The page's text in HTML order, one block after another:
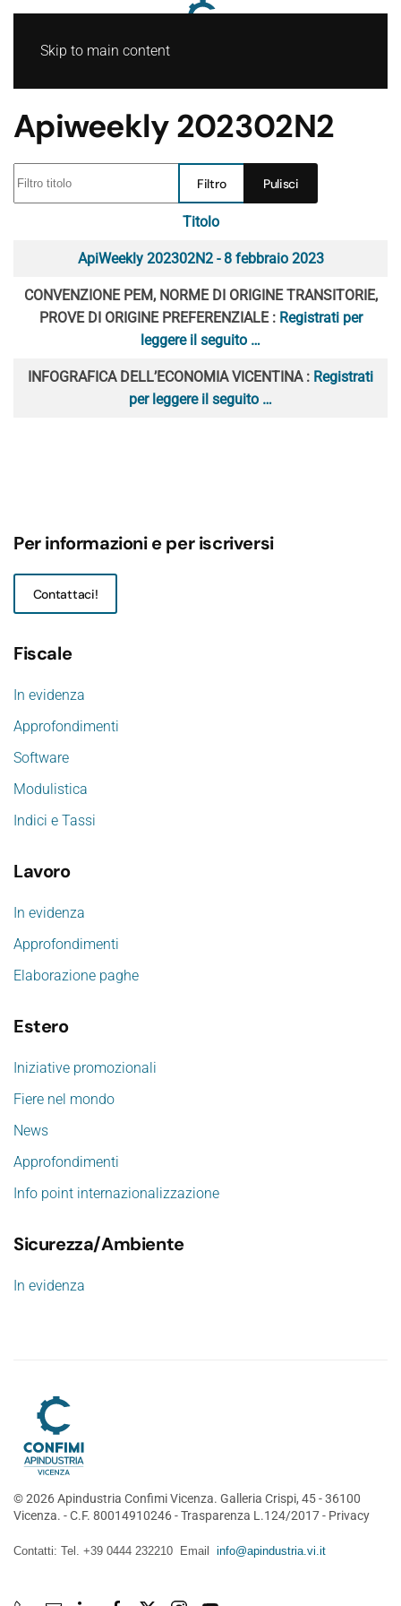
Skip to main content
Apiweekly 202302N2
Filtro Pulisci
Titolo
ApiWeekly 202302N2 - 8 febbraio 2023
CONVENZIONE PEM, NORME DI ORIGINE TRANSITORIE,
PROVE DI ORIGINE PREFERENZIALE : Registrati per
leggere il seguito …
INFOGRAFICA DELL’ECONOMIA VICENTINA : Registrati
per leggere il seguito …
Per informazioni e per iscriversi
Contattaci!
Fiscale
In evidenza
Approfondimenti
Software
Modulistica
Indici e Tassi
Lavoro
In evidenza
Approfondimenti
Elaborazione paghe
Estero
Iniziative promozionali
Fiere nel mondo
News
Approfondimenti
Info point internazionalizzazione
Sicurezza/Ambiente
In evidenza
©2026Apindustria Confimi Vicenza. Galleria Crispi, 45 - 36100
Vicenza. - C.F. 80014910246 -Trasparenza L.124/2017- Privacy
Contatti: Tel. +39 0444 232210 Email info@apindustria.vi.it